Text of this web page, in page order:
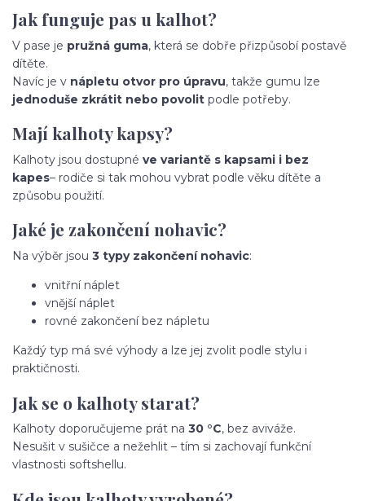
Jak funguje pas u kalhot?
V pase je pružná guma, která se dobře přizpůsobí postavě
dítěte.
Navíc je v nápletu otvor pro úpravu, takže gumu lze
jednoduše zkrátit nebo povolit podle potřeby.
Mají kalhoty kapsy?
Kalhoty jsou dostupné ve variantě s kapsami i bez
kapes– rodiče si tak mohou vybrat podle věku dítěte a
způsobu použití.
Jaké je zakončení nohavic?
Na výběr jsou 3 typy zakončení nohavic:
vnitřní náplet
vnější náplet
rovné zakončení bez nápletu
Každý typ má své výhody a lze jej zvolit podle stylu i
praktičnosti.
Jak se o kalhoty starat?
Kalhoty doporučujeme prát na 30 °C, bez aviváže.
Nesušit v sušičce a nežehlit – tím si zachovají funkční
vlastnosti softshellu.